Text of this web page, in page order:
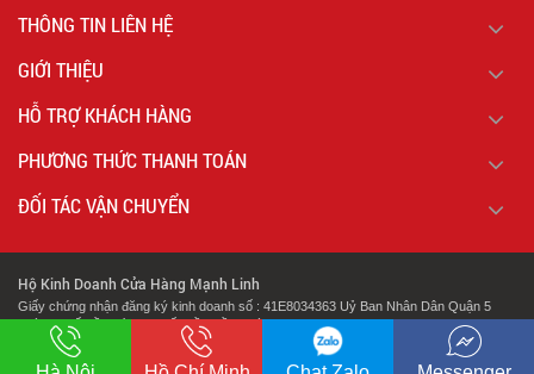
THÔNG TIN LIÊN HỆ
GIỚI THIỆU
HỖ TRỢ KHÁCH HÀNG
PHƯƠNG THỨC THANH TOÁN
ĐỐI TÁC VẬN CHUYỂN
Hộ Kinh Doanh Cửa Hàng Mạnh Linh
Giấy chứng nhận đăng ký kinh doanh số : 41E8034363 Uỷ Ban Nhân Dân Quận 5
Thành Phố Hồ Chí Minh Cấp Lần Đầu Ngày : 07/02/2018.
Địa chỉ: 127 Cao Đạt Phường 1 Quận 5 Thành Phố Hồ Chí Minh